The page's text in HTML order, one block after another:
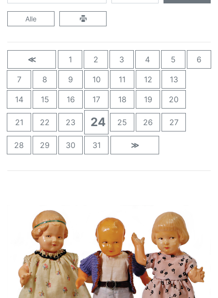
Alle
≪ 1 2 3 4 5 6
7 8 9 10 11 12 13
14 15 16 17 18 19 20
21 22 23 24 25 26 27
28 29 30 31 ≫